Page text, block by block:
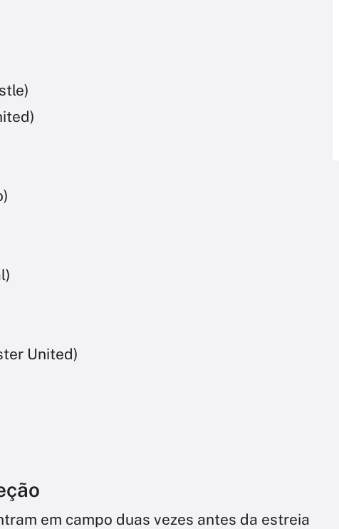
United)
em campo duas vezes antes da estreia